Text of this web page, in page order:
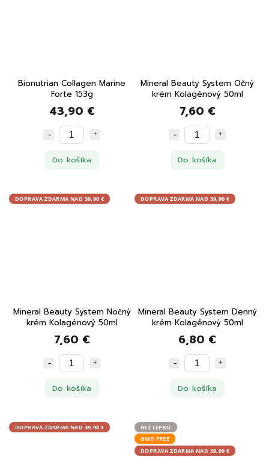
Bionutrian Collagen Marine
Forte 153g
43,90 €
Do košíka
Mineral Beauty System Očný
krém Kolagénový 50ml
7,60 €
Do košíka
DOPRAVA ZDARMA NAD 39,90 €
Mineral Beauty System Nočný
krém Kolagénový 50ml
7,60 €
Do košíka
DOPRAVA ZDARMA NAD 39,90 €
Mineral Beauty System Denný
krém Kolagénový 50ml
6,80 €
Do košíka
DOPRAVA ZDARMA NAD 39,90 €
BEZ LEPKU
GMO FREE
DOPRAVA ZDARMA NAD 39,90 €